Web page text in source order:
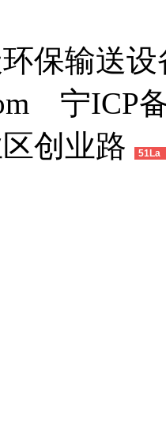
环保输送
宁ICP
创业路
51La